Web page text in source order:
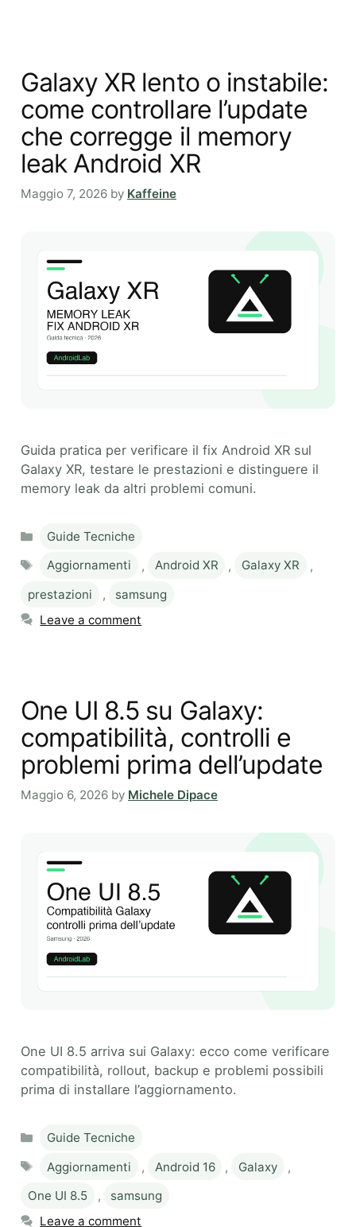
Galaxy XR lento o instabile:
come controllare l’update
che corregge il memory
leak Android XR
Maggio 7, 2026 by Kaffeine
Guida pratica per verificare il fix Android XR sul
Galaxy XR, testare le prestazioni e distinguere il
memory leak da altri problemi comuni.
Categories
Guide Tecniche
Tags
Aggiornamenti , Android XR , Galaxy XR
,
prestazioni
,
samsung
Leave a comment
One UI 8.5 su Galaxy:
compatibilità, controlli e
problemi prima dell’update
Maggio 6, 2026 by Michele Dipace
One UI 8.5 arriva sui Galaxy: ecco come verificare
compatibilità, rollout, backup e problemi possibili
prima di installare l’aggiornamento.
Categories
Guide Tecniche
Tags
Aggiornamenti , Android 16 , Galaxy
,
One UI 8.5
,
samsung
Leave a comment